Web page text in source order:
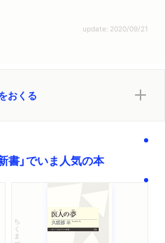
update: 2020/09/21
おくる
書」でいま人気の本